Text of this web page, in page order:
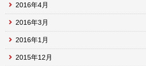
2016年4月
2016年3月
2016年1月
2015年12月